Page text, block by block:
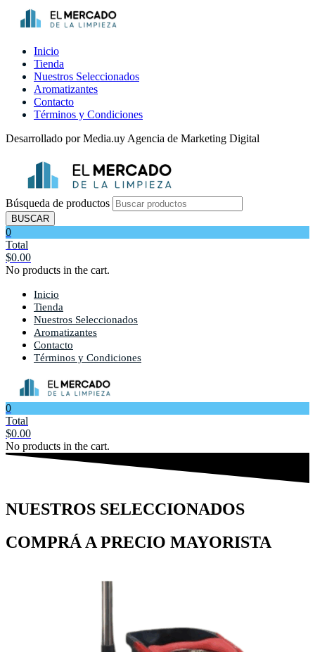
Inicio
Tienda
Nuestros Seleccionados
Aromatizantes
Contacto
Términos y Condiciones
Desarrollado por Media.uy Agencia de Marketing Digital
Búsqueda de productos
BUSCAR
0
Total
$0.00
No products in the cart.
Inicio
Tienda
Nuestros Seleccionados
Aromatizantes
Contacto
Términos y Condiciones
0
Total
$0.00
No products in the cart.
NUESTROS SELECCIONADOS
COMPRÁ A PRECIO MAYORISTA